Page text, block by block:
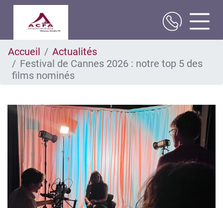
au
contenu
principal
Accueil
Actualités
Festival de Cannes 2026 : notre top 5 des
films nominés